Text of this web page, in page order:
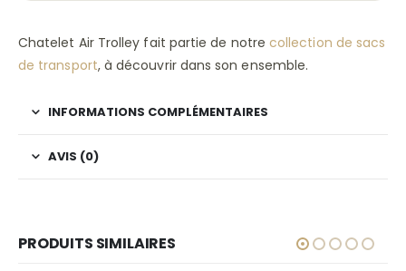
Chatelet Air Trolley fait partie de notre collection de sacs
de transport, à découvrir dans son ensemble.
INFORMATIONS COMPLÉMENTAIRES
AVIS (0)
PRODUITS SIMILAIRES